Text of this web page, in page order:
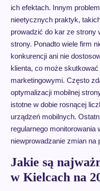
ich efektach. Innym
nieetycznych praktyk,
prowadzić do kar ze strony
strony. Ponadto wiele firm
konkurencji ani nie
klienta, co może
marketingowymi. Często
optymalizacji mobilnej
istotne w dobie rosnącej
urządzeń mobilnych.
regularnego monitorowania
niewprowadzanie zmian na
Jakie są
w Kielcach na